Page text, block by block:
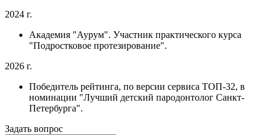
2024 г.
Академия "Аурум". Участник практического курса
"Подростковое протезирование".
2026 г.
Победитель рейтинга, по версии сервиса ТОП-32, в
номинации "Лучший детский пародонтолог Санкт-
Петербурга".
Задать вопрос